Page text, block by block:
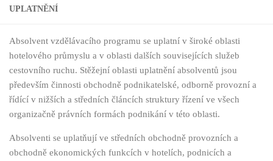
Studium
Obor
Přijímací řízení
Praxe
Zahraniční stáže
Kurzy
UPLATNĚNÍ
Absolvent vzdělávacího programu se uplatní v široké oblasti
hotelového průmyslu a v oblasti dalších souvisejících služeb
cestovního ruchu. Stěžejní oblasti uplatnění absolventů jsou
především činnosti obchodně podnikatelské, odborně provozní a
řídící v nižších a středních článcích struktury řízení ve všech
organizačně právních formách podnikání v této oblasti.
Absolventi se uplatňují ve středních obchodně provozních a
obchodně ekonomických funkcích v hotelích, podnicích a